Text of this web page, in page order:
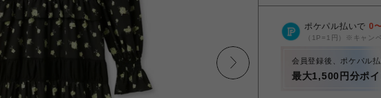
ポケパル払いで 0
（1P=1円）※キャン
会員登録後、ポケパル
最大1,500円分ポ